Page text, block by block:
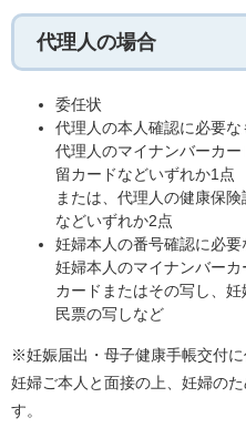
代理人の場合
委任状
代理人の本人確認に必要な
代理人のマイナンバーカ
留カードなどいずれか1点
または、代理人の健康保
などいずれか2点
妊婦本人の番号確認に必要
妊婦本人のマイナンバー
カードまたはその写し、
民票の写しなど
※妊娠届出・母子健康手帳交付に
妊婦ご本人と面接の上、妊婦の
す。